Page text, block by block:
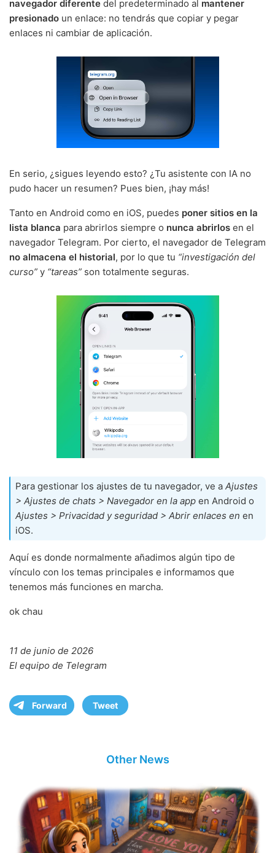
navegador diferente del predeterminado al mantener
presionado un enlace: no tendrás que copiar y pegar
enlaces ni cambiar de aplicación.
En serio, ¿sigues leyendo esto? ¿Tu asistente con IA no
pudo hacer un resumen? Pues bien, ¡hay más!
Tanto en Android como en iOS, puedes poner sitios en la
lista blanca para abrirlos siempre o nunca abrirlos en el
navegador Telegram. Por cierto, el navegador de Telegram
no almacena el historial, por lo que tu “investigación del
curso” y “tareas” son totalmente seguras.
Para gestionar los ajustes de tu navegador, ve a Ajustes
> Ajustes de chats > Navegador en la app en Android o
Ajustes > Privacidad y seguridad > Abrir enlaces en en
iOS.
Aquí es donde normalmente añadimos algún tipo de
vínculo con los temas principales e informamos que
tenemos más funciones en marcha.
ok chau
11 de junio de 2026
El equipo de Telegram
Forward Tweet
Other News